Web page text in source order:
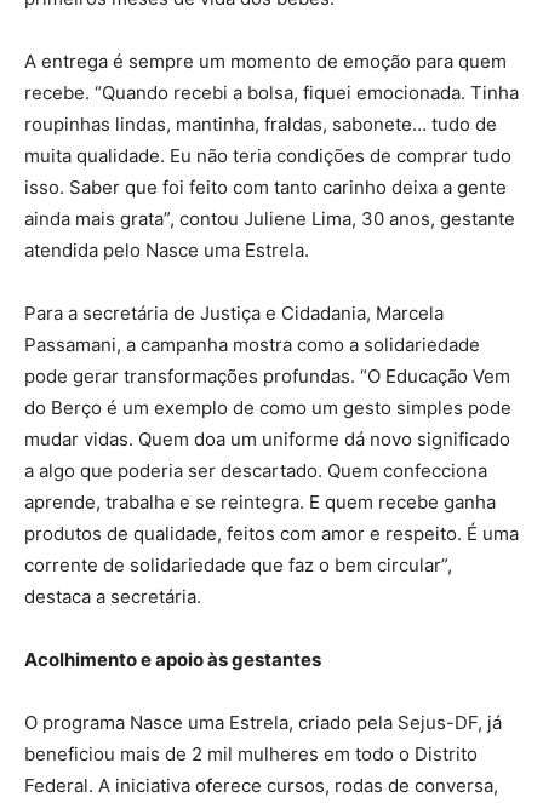
A entrega é sempre um momento de emoção para quem
recebe. “Quando recebi a bolsa, fiquei emocionada. Tinha
roupinhas lindas, mantinha, fraldas, sabonete… tudo de
muita qualidade. Eu não teria condições de comprar tudo
isso. Saber que foi feito com tanto carinho deixa a gente
ainda mais grata”, contou Juliene Lima, 30 anos, gestante
atendida pelo Nasce uma Estrela.
Para a secretária de Justiça e Cidadania, Marcela
Passamani, a campanha mostra como a solidariedade
pode gerar transformações profundas. “O Educação Vem
do Berço é um exemplo de como um gesto simples pode
mudar vidas. Quem doa um uniforme dá novo significado
a algo que poderia ser descartado. Quem confecciona
aprende, trabalha e se reintegra. E quem recebe ganha
produtos de qualidade, feitos com amor e respeito. É uma
corrente de solidariedade que faz o bem circular”,
destaca a secretária.
Acolhimento e apoio às gestantes
O programa Nasce uma Estrela, criado pela Sejus-DF, já
beneficiou mais de 2 mil mulheres em todo o Distrito
Federal. A iniciativa oferece cursos, rodas de conversa,